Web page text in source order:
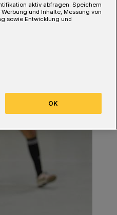
aktiv abfragen. Speichern
und Inhalte, Messung von
sowie Entwicklung und
OK